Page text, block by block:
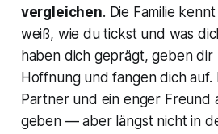
vergleichen. Die Familie
weiß, wie du tickst und was
haben dich geprägt, geben dir
Hoffnung und fangen dich auf.
Partner und ein enger Freund
geben — aber längst nicht in